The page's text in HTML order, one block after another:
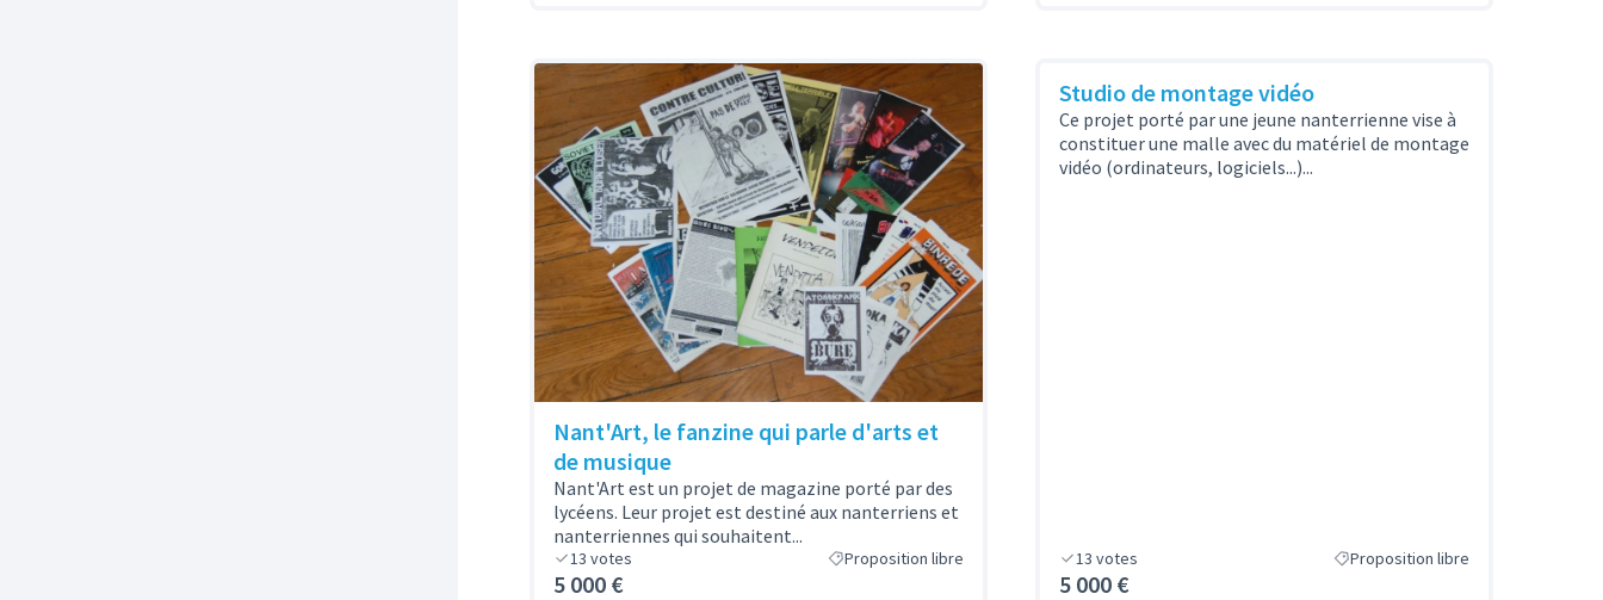
Nant'Art, le fanzine qui parle d'arts et
de musique
Nant'Art est un projet de magazine porté par des
lycéens. Leur projet est destiné aux nanterriens et
nanterriennes qui souhaitent...
13 votes Proposition libre
5 000 €
Studio de montage vidéo
Ce projet porté par une jeune nanterrienne vise à
constituer une malle avec du matériel de montage
vidéo (ordinateurs, logiciels...)...
13 votes Proposition libre
5 000 €